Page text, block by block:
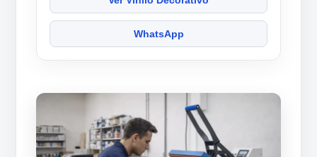
WhatsApp